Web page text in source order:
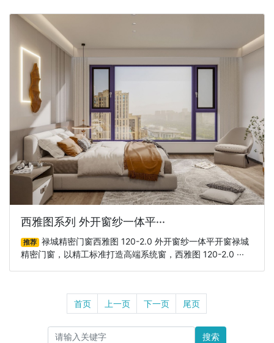
西雅图系列 外开窗纱一体平···
推荐 禄城精密门窗西雅图 120-2.0 外开窗纱一体平开窗禄城
精密门窗，以精工标准打造高端系统窗，西雅图 120-2.0 ···
首页 上一页 下一页 尾页
搜索